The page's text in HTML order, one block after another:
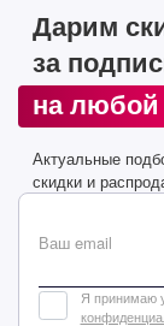
Дарим
за
на любой
Актуальные
скидки и
Ваш email
Я принимаю